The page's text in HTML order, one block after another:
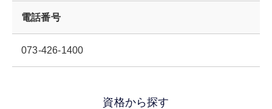
電話番号
073-426-1400
資格から探す